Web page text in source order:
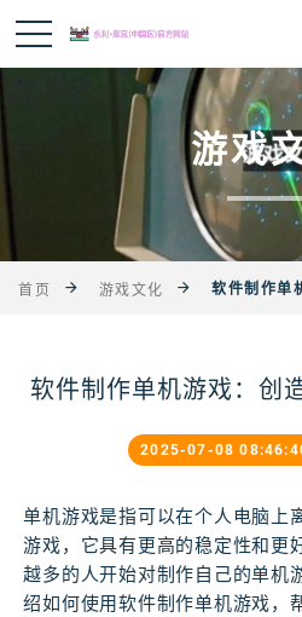
游戏
首页 游戏文化 软件制作单
软件制作单机游戏：创
2025-07-08
单机游戏是指可以在个人电脑上
游戏，它具有更高的稳定性和更
越多的人开始对制作自己的单机
绍如何使用软件制作单机游戏，